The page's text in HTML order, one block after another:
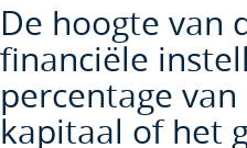
De hoogte van
financiële
percentage
kapitaal of het